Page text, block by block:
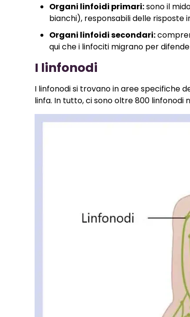
Organi linfoidi primari:sono il
bianchi), responsabili delle risposte
Organi linfoidi secondari:
qui che i linfociti migrano per
I linfonodi
I linfonodi si trovano in aree specifiche
linfa. In tutto, ci sono oltre 800 linfonodi